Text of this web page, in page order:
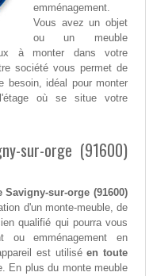
emménagement.
Vous avez un objet
ou un meuble
à monter dans votre
société vous permet de
besoin, idéal pour monter
où se situe votre
sur-orge (91600)
sur-orge (91600)
d'un monte-meuble, de
qualifié qui pourra vous
ou emménagement en
est utiliséen toute
En plus du monte meuble